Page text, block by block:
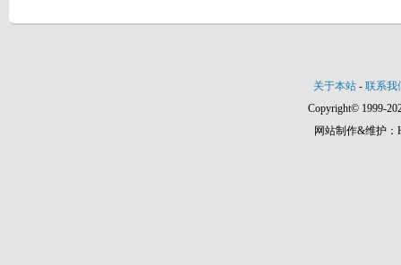
关于本站 - 联系我
Copyright© 1999-
网站制作&维护